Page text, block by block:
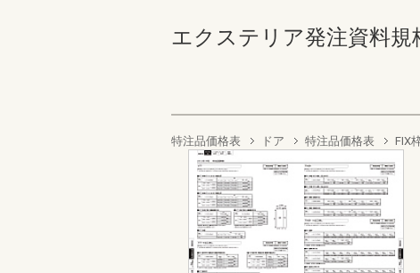
エクステリア発注資料規
特注品価格表 ドア 特注品価格表 FIX